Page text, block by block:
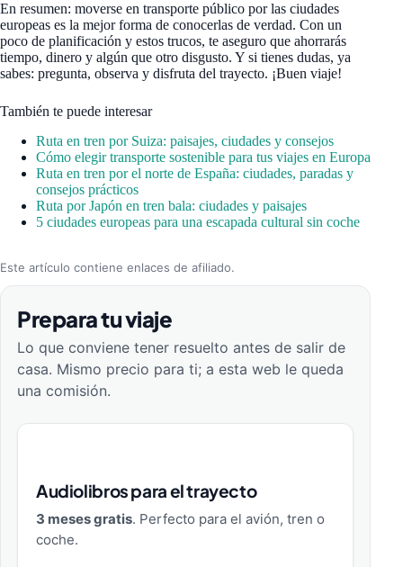
En resumen: moverse en transporte público por las ciudades
europeas es la mejor forma de conocerlas de verdad. Con un
poco de planificación y estos trucos, te aseguro que ahorrarás
tiempo, dinero y algún que otro disgusto. Y si tienes dudas, ya
sabes: pregunta, observa y disfruta del trayecto. ¡Buen viaje!
También te puede interesar
Ruta en tren por Suiza: paisajes, ciudades y consejos
Cómo elegir transporte sostenible para tus viajes en Europa
Ruta en tren por el norte de España: ciudades, paradas y
consejos prácticos
Ruta por Japón en tren bala: ciudades y paisajes
5 ciudades europeas para una escapada cultural sin coche
Este artículo contiene enlaces de afiliado.
Prepara tu viaje
Lo que conviene tener resuelto antes de salir de
casa. Mismo precio para ti; a esta web le queda
una comisión.
Audiolibros para el trayecto
3 meses gratis. Perfecto para el avión, tren o
coche.